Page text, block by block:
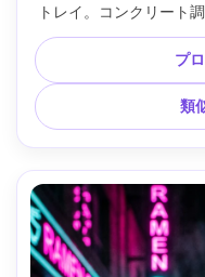
トレイ。コンクリート
シンメトリー、ソフト
ダンな
プ
類